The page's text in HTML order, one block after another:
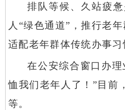
排队等候、久站疲
人 “绿色通道”，推行老
适配老年群体传统办事
在公安综合窗口办理
恤我们老年人了！”目前
等。